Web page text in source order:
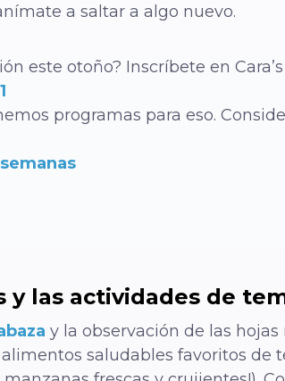
a saltar a algo nuevo.
este otoño? Inscríbete en Cara’s
programas para eso.
y las actividades de
y la observación de las
saludables favoritos de